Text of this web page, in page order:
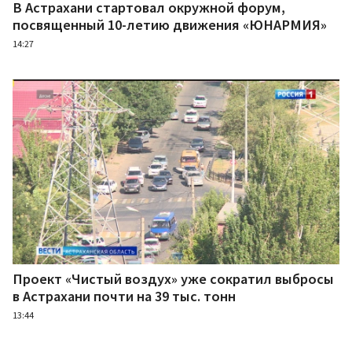
В Астрахани стартовал окружной форум,
посвященный 10-летию движения «ЮНАРМИЯ»
14:27
Проект «Чистый воздух» уже сократил выбросы
в Астрахани почти на 39 тыс. тонн
13:44